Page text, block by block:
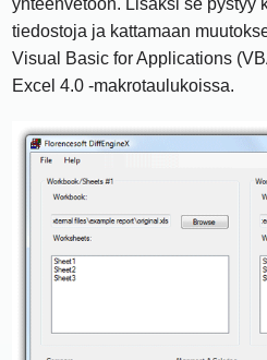
yhteenvetoon. Lisäksi se pystyy
tiedostoja ja kattamaan
Visual Basic for Applications
Excel 4.0 -makrotaulukoissa.